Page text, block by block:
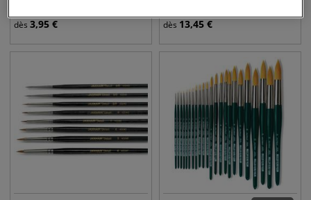
dès 3,95 € dès 13,45 €